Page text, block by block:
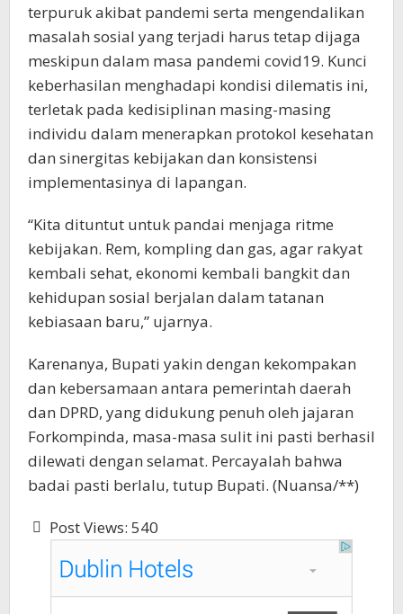
terpuruk akibat pandemi serta mengendalikan
masalah sosial yang terjadi harus tetap dijaga
meskipun dalam masa pandemi covid19. Kunci
keberhasilan menghadapi kondisi dilematis ini,
terletak pada kedisiplinan masing-masing
individu dalam menerapkan protokol kesehatan
dan sinergitas kebijakan dan konsistensi
implementasinya di lapangan.
“Kita dituntut untuk pandai menjaga ritme
kebijakan. Rem, kompling dan gas, agar rakyat
kembali sehat, ekonomi kembali bangkit dan
kehidupan sosial berjalan dalam tatanan
kebiasaan baru,” ujarnya.
Karenanya, Bupati yakin dengan kekompakan
dan kebersamaan antara pemerintah daerah
dan DPRD, yang didukung penuh oleh jajaran
Forkompinda, masa-masa sulit ini pasti berhasil
dilewati dengan selamat. Percayalah bahwa
badai pasti berlalu, tutup Bupati. (Nuansa/**)
Post Views: 540